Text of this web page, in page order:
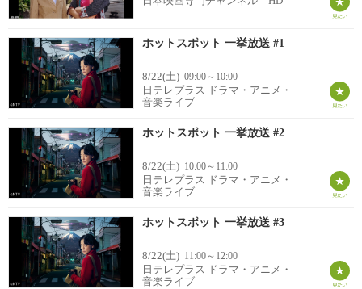
ホットスポット 一挙放送 #1
8/22(土) 09:00～10:00
日テレプラス ドラマ・アニメ・
音楽ライブ
ホットスポット 一挙放送 #2
8/22(土) 10:00～11:00
日テレプラス ドラマ・アニメ・
音楽ライブ
ホットスポット 一挙放送 #3
8/22(土) 11:00～12:00
日テレプラス ドラマ・アニメ・
音楽ライブ